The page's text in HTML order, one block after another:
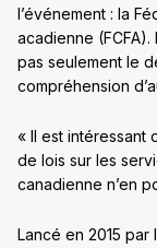
l’événement : la
acadienne
pas seulement le
compréhension
« Il est intéressant
de lois sur les
canadienne n’en
Lancé en 2015